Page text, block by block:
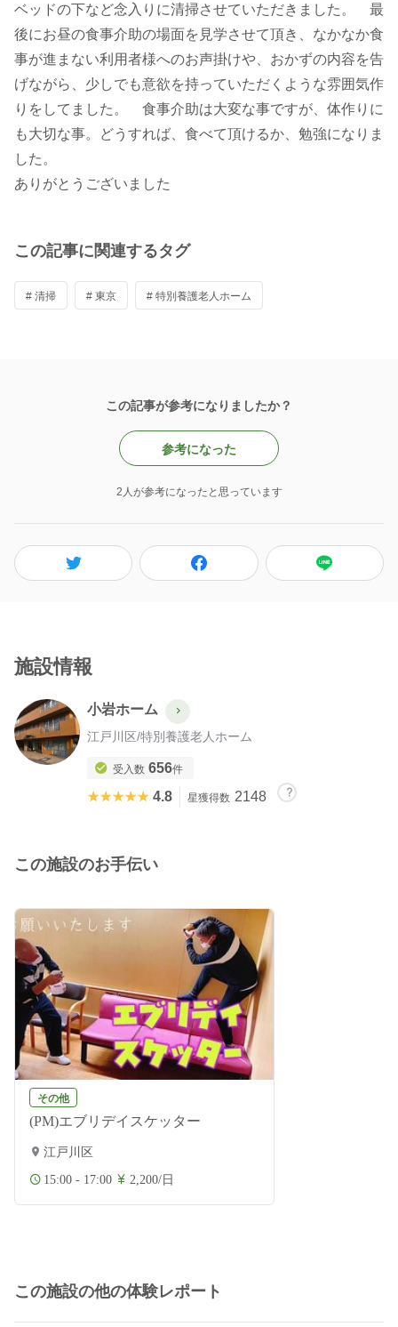
ベッドの下など念入りに清掃させていただきました。 最
後にお昼の食事介助の場面を見学させて頂き、なかなか食
事が進まない利用者様へのお声掛けや、おかずの内容を告
げながら、少しでも意欲を持っていただくような雰囲気作
りをしてました。 食事介助は大変な事ですが、体作りに
も大切な事。どうすれば、食べて頂けるか、勉強になりま
した。
ありがとうございました
この記事に関連するタグ
# 清掃 # 東京 # 特別養護老人ホーム
この記事が参考になりましたか？
参考になった
2人が参考になったと思っています
施設情報
小岩ホーム
江戸川区/特別養護老人ホーム
受入数 656件
★★★★★
★★★★★ 4.8 星獲得数 2148
この施設のお手伝い
その他
(PM)エブリデイスケッター
江戸川区
15:00 - 17:00 2,200/日
この施設の他の体験レポート